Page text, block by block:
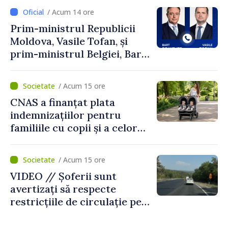
/ Acum 14 ore
Prim-ministrul Republicii
Moldova, Vasile Tofan, și
prim-ministrul Belgiei, Bart
despre parcursul european
al Republicii Moldova.
/ Acum 15 ore
CNAS a finanțat plata
indemnizațiilor pentru
familiile cu copii și a celor
temporară de muncă
/ Acum 15 ore
VIDEO // Șoferii sunt
avertizați să respecte
restricțiile de circulație pe